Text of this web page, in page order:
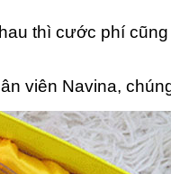
thì cước phí
viên Navina,